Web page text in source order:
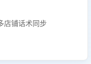
店铺话术同步